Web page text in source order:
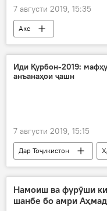
7 августи 2019, 15:35
Акс
Иди Қурбон-2019:
анъанаҳои ҷашн
7 августи 2019, 15:15
Дар Тоҷикистон
Иҷтимоъ
Иди
Намоиш ва фурӯши
шанбе бо амри